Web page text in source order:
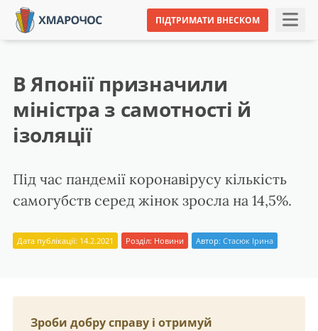
ПІДТРИМАТИ ВНЕСКОМ
В Японії призначили
міністра з самотності й
ізоляції
Під час пандемії коронавірусу кількість
самогубств серед жінок зросла на 14,5%.
Дата публікації: 14.2.2021 Розділ: Новини Автор: Стасюк Ірина
Зроби добру справу і отримуй